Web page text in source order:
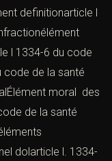
definitionarticle l
l 1334-6 du code
code de la santé
moral des
de la santé
dolarticle l. 1334-